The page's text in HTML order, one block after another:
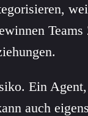
Ein
auch